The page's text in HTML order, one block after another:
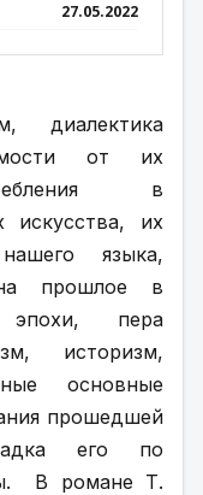
диалектика
от их
в
искусства, их
языка,
на прошлое в
эпохи, пера
историзм,
основные
прошедшей
его по
В романе Т.
27.05.2022